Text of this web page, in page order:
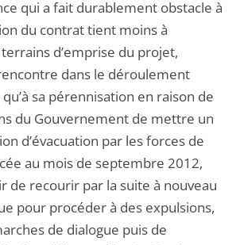
qui a fait durablement obstacle à
du contrat tient moins à
terrains d’emprise du projet,
dans le déroulement
sa pérennisation en raison de
du Gouvernement de mettre un
d’évacuation par les forces de
au mois de septembre 2012,
de recourir par la suite à nouveau
pour procéder à des expulsions,
de dialogue puis de